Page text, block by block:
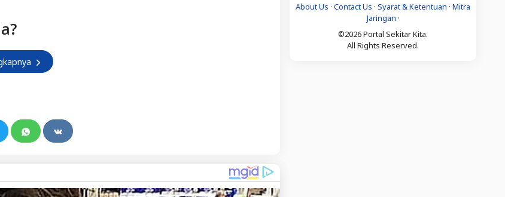
About Us · Contact Us · Syarat & Ketentuan · Mitra
Jaringan ·
©2026 Portal Sekitar Kita.
All Rights Reserved.